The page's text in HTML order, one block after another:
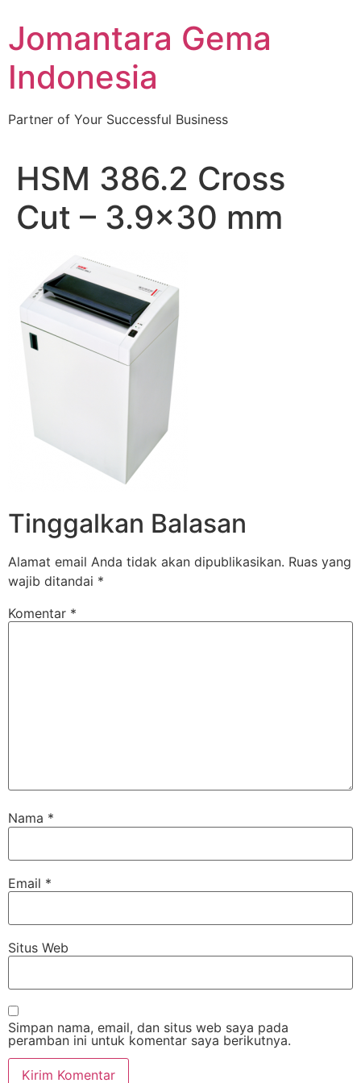
content
Jomantara Gema
Indonesia
Partner of Your Successful Business
HSM 386.2 Cross
Cut – 3.9×30 mm
Tinggalkan Balasan
Alamat email Anda tidak akan dipublikasikan. Ruas yang
wajib ditandai *
Komentar *
Nama *
Email *
Situs Web
Simpan nama, email, dan situs web saya pada
peramban ini untuk komentar saya berikutnya.